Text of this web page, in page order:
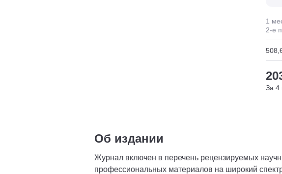
1
2-е
За 4
Об издании
Журнал включен в перечень рецензируемых
профессиональных материалов на широкий